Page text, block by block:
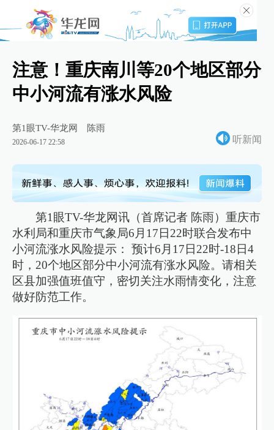
注意！重庆南川等20个地区部分
中小河流有涨水风险
第1眼TV-华龙网 陈雨
2026-06-17 22:58 听新闻
第1眼TV-华龙网讯（首席记者 陈雨）重庆市
水利局和重庆市气象局6月17日22时联合发布中
小河流涨水风险提示： 预计6月17日22时-18日4
时，20个地区部分中小河流有涨水风险。请相关
区县加强值班值守，密切关注水雨情变化，注意
做好防范工作。